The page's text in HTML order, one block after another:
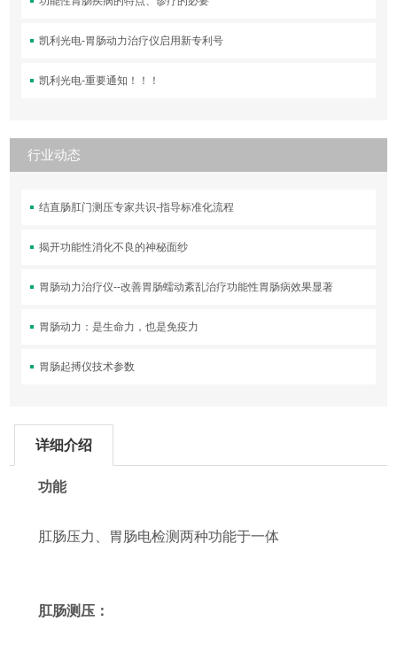
凯利光电-胃肠动力治疗仪启用新专利号
凯利光电-重要通知！！！
行业动态
结直肠肛门测压专家共识-指导标准化流程
揭开功能性消化不良的神秘面纱
胃肠动力治疗仪--改善胃肠蠕动紊乱治疗功能性胃肠病效果显著
胃肠动力：是生命力，也是免疫力
胃肠起搏仪技术参数
详细介绍
功能
肛肠压力、胃肠电检测两种功能于一体
肛肠测压：